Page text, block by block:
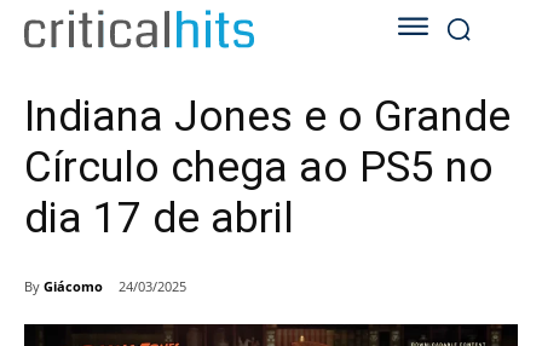
Indiana Jones e o Grande
Círculo chega ao PS5 no
dia 17 de abril
By Giácomo 24/03/2025